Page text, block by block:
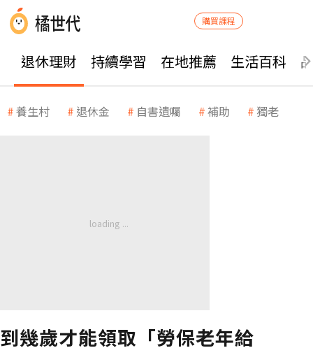
購買課程
退休理財 持續學習 在地推薦 生活百科
養生村 退休金 自書遺囑 補助 獨老
到幾歲才能領取「勞保老年給